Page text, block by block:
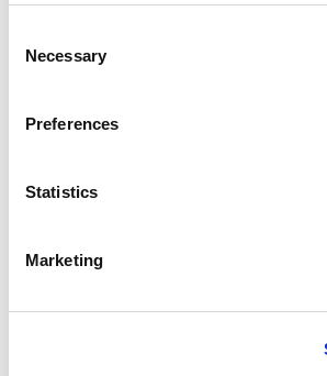
Selection
Necessary
Preferences
Statistics
Marketing
Advanced